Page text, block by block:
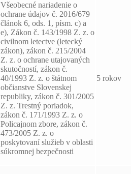
Všeobecné nariadenie o
ochrane údajov č. 2016/679
článok 6, ods. 1, písm. c) a
e), Zákon č. 143/1998 Z. z. o
civilnom letectve (letecký
zákon), zákon č. 215/2004
Z. z. o ochrane utajovaných
skutočností, zákon č.
40/1993 Z. z. o štátnom
občianstve Slovenskej
republiky, zákon č. 301/2005
Z. z. Trestný poriadok,
zákon č. 171/1993 Z. z. o
Policajnom zbore, zákon č.
473/2005 Z. z. o
poskytovaní služieb v oblasti
súkromnej bezpečnosti
5 rokov